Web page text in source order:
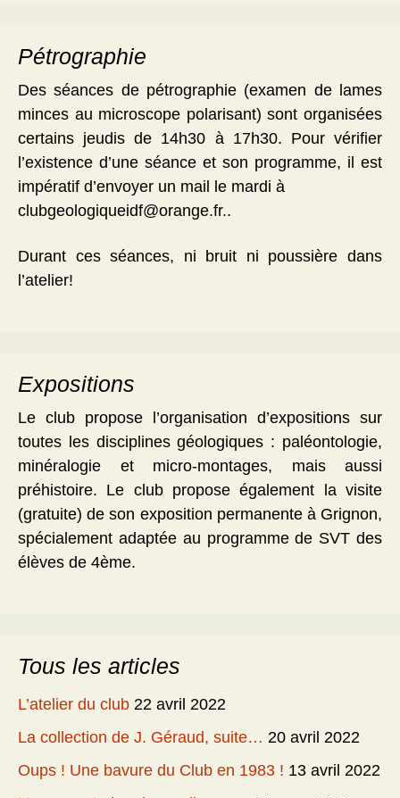
Pétrographie
Des séances de pétrographie (examen de lames
minces au microscope polarisant) sont organisées
certains jeudis de 14h30 à 17h30. Pour vérifier
l’existence d’une séance et son programme, il est
impératif d’envoyer un mail le mardi à
clubgeologiqueidf@orange.fr..
Durant ces séances, ni bruit ni poussière dans
l’atelier!
Expositions
Le club propose l’organisation d’expositions sur
toutes les disciplines géologiques : paléontologie,
minéralogie et micro-montages, mais aussi
préhistoire. Le club propose également la visite
(gratuite) de son exposition permanente à Grignon,
spécialement adaptée au programme de SVT des
élèves de 4ème.
Tous les articles
L’atelier du club 22 avril 2022
La collection de J. Géraud, suite… 20 avril 2022
Oups ! Une bavure du Club en 1983 ! 13 avril 2022